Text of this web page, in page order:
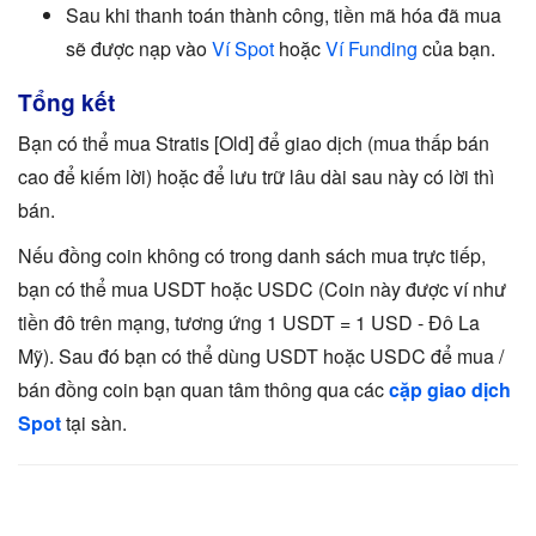
Sau khi thanh toán thành công, tiền mã hóa đã mua
sẽ được nạp vàoVí Spot hoặcVí Funding của bạn.
Tổng kết
Bạn có thể mua Stratis [Old] để giao dịch (mua thấp bán
cao để kiếm lời) hoặc để lưu trữ lâu dài sau này có lời thì
bán.
Nếu đồng coin không có trong danh sách mua trực tiếp,
bạn có thể mua USDT hoặc USDC (Coin này được ví như
tiền đô trên mạng, tương ứng 1 USDT = 1 USD - Đô La
Mỹ). Sau đó bạn có thể dùng USDT hoặc USDC để mua /
bán đồng coin bạn quan tâm thông qua cáccặp giao dịch
Spottại sàn.